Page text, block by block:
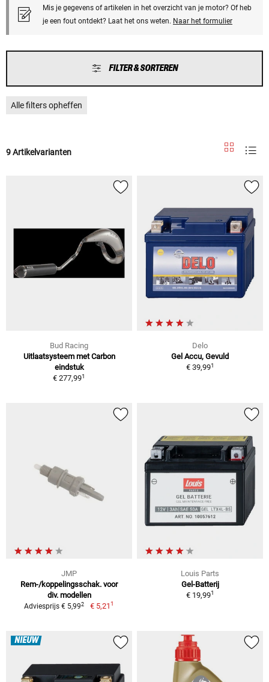
Mis je gegevens of artikelen in het overzicht van je motor? Of heb
je een fout ontdekt? Laat het ons weten. Naar het formulier
FILTER & SORTEREN
Alle filters opheffen
9 Artikelvarianten
Bud Racing
Uitlaatsysteem met Carbon
eindstuk
€ 277,991
Delo
Gel Accu, Gevuld
€ 39,991
JMP
Rem-/koppelingsschak. voor
div. modellen
Adviesprijs € 5,992 € 5,211
Louis Parts
Gel-Batterij
€ 19,991
NIEUW